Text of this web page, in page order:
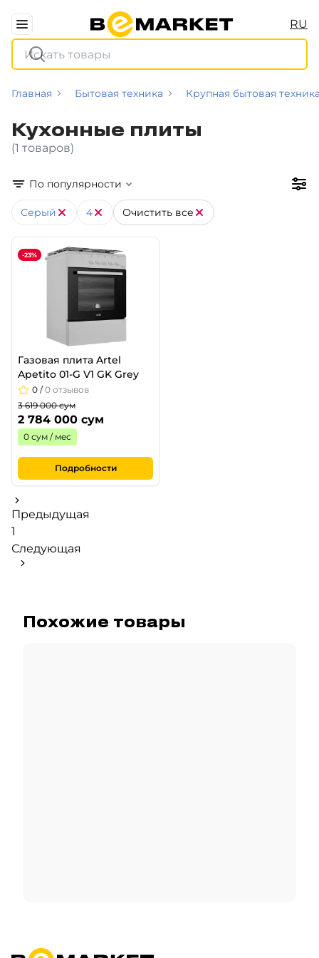
RU
Главная Бытовая техника Крупная бытовая
Кухонные плиты
(1 товаров)
По популярности
Серый 4 Очистить все
-23%
Газовая плита Artel
Apetito 01-G V1 GK Grey
0 /0 отзывов
3 619 000 сум
2 784 000 сум
0 сум / мес
Подробности
Предыдущая
1
Следующая
Похожие товары